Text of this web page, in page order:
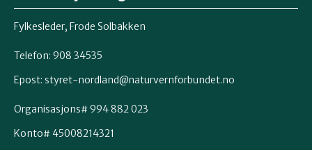
Fylkesleder, Frode Solbakken
Telefon: 908 34535
Epost: styret-nordland@naturvernforbundet.no
Organisasjons# 994 882 023
Konto# 45008214321